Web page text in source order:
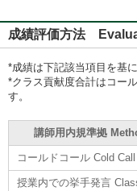
成績評価方法
*成績は下記該当項目を基
*クラス貢献度合計はコー
す。
講師用内規準拠
コールドコール Cold Call
授業内での挙手発言